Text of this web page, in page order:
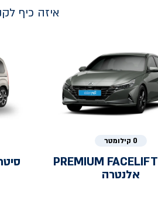
איזה כיף
0 קילומטר
PREMIUM FACELIFT
אלנטרה